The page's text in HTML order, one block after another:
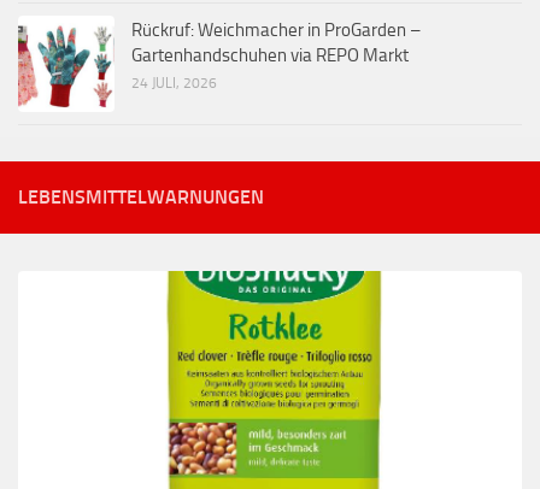
Rückruf: Weichmacher in ProGarden –
Gartenhandschuhen via REPO Markt
24 JULI, 2026
LEBENSMITTELWARNUNGEN